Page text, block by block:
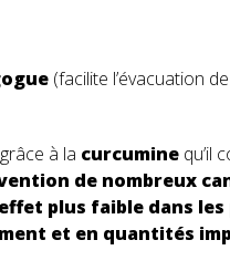
(facilite l’évacuation
à la curcumine qu’il
de nombreux
plus faible dans les
et en quantités